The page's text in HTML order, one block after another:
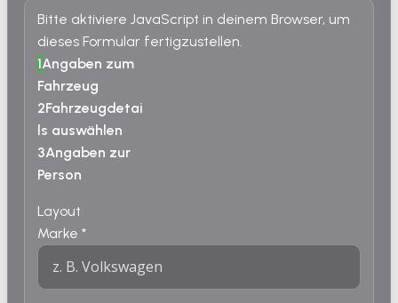
Bitte aktiviere JavaScript in deinem Browser, um
dieses Formular fertigzustellen.
1Angaben zum
Fahrzeug
2Fahrzeugdetai
ls auswählen
3Angaben zur
Person
Layout
Marke *